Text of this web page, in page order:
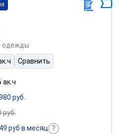
одежды
Сравнить
ак.ч
руб.
руб.
руб в месяц